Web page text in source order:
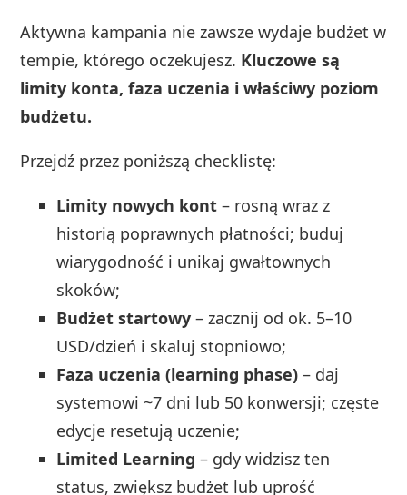
Aktywna kampania nie zawsze wydaje budżet w
tempie, którego oczekujesz. Kluczowe są
limity konta, faza uczenia i właściwy poziom
budżetu.
Przejdź przez poniższą checklistę:
Limity nowych kont – rosną wraz z
historią poprawnych płatności; buduj
wiarygodność i unikaj gwałtownych
skoków;
Budżet startowy – zacznij od ok. 5–10
USD/dzień i skaluj stopniowo;
Faza uczenia (learning phase) – daj
systemowi ~7 dni lub 50 konwersji; częste
edycje resetują uczenie;
Limited Learning – gdy widzisz ten
status, zwiększ budżet lub uprość